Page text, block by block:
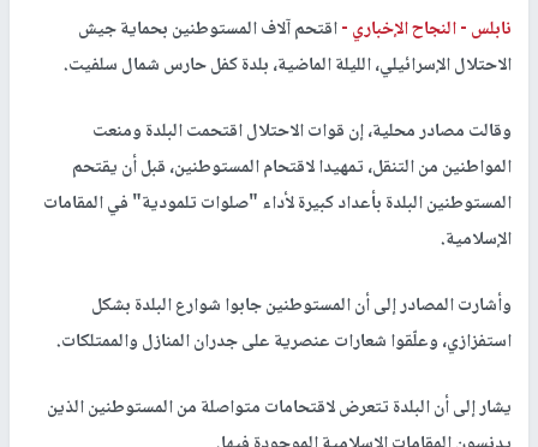
نابلس -النجاح الإخباري -اقتحم آلاف المستوطنين بحماية جيش
الاحتلال الإسرائيلي، الليلة الماضية، بلدة كفل حارس شمال سلفيت.
وقالت مصادر محلية، إن قوات الاحتلال اقتحمت البلدة ومنعت
المواطنين من التنقل، تمهيدا لاقتحام المستوطنين، قبل أن يقتحم
المستوطنين البلدة بأعداد كبيرة لأداء "صلوات تلمودية" في المقامات
الإسلامية.
وأشارت المصادر إلى أن المستوطنين جابوا شوارع البلدة بشكل
استفزازي، وعلّقوا شعارات عنصرية على جدران المنازل والممتلكات.
يشار إلى أن البلدة تتعرض لاقتحامات متواصلة من المستوطنين الذين